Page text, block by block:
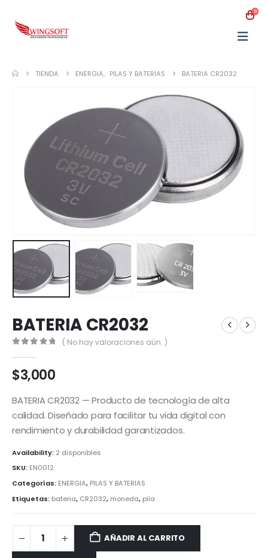
0
TIENDA ENERGIA, PILAS Y BATERIAS BATERIA CR2032
BATERIA CR2032
( No hay valoraciones aún. )
$3,000
BATERIA CR2032 — Producto de tecnología de alta
calidad. Diseñado para facilitar tu vida digital con
rendimiento y durabilidad garantizados.
Availability: 2 disponibles
SKU: EN0012
Categorías: ENERGIA, PILAS Y BATERIAS
Etiquetas: bateria, CR2032, moneda, pila
AÑADIR AL CARRITO